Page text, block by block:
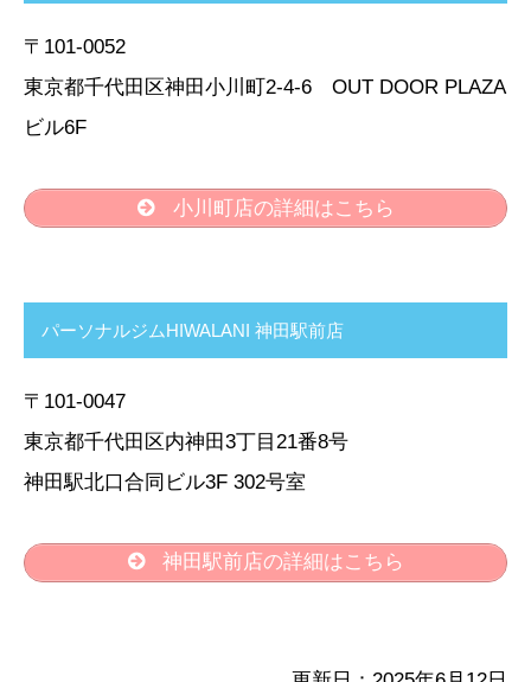
〒101-0052
東京都千代田区神田小川町2-4-6 OUT DOOR PLAZA
ビル6F
小川町店の詳細はこちら
パーソナルジムHIWALANI 神田駅前店
〒101-0047
東京都千代田区内神田3丁目21番8号
神田駅北口合同ビル3F 302号室
神田駅前店の詳細はこちら